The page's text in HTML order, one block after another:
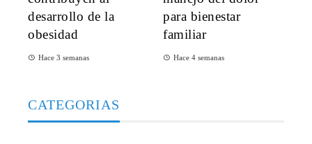
desarrollo de la
obesidad
Hace 3 semanas
para bienestar
familiar
Hace 4 semanas
CATEGORIAS